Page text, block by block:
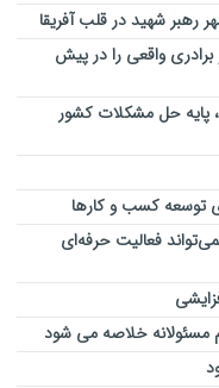
رهبر شهید در قلب آفریقا
واقعی را در پیش
حل مشکلات کشور
توسعه کسب‌ و کارها
فعالیت حرفه‌ای
مسئولانه خلاصه می شود